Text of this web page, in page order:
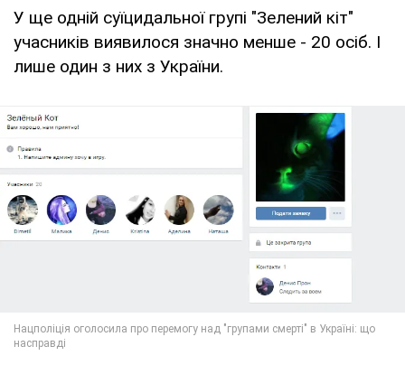
У ще одній суїцидальної групі "Зелений кіт"
учасників виявилося значно менше - 20 осіб. І
лише один з них з України.